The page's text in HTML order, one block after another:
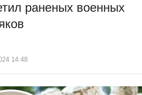
раненых военных
14:48